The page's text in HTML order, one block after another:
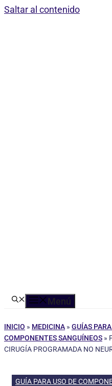
Saltar al contenido
Menú
INICIO » MEDICINA » GUÍAS
COMPONENTES SANGUÍNEOS »
CIRUGÍA PROGRAMADA NO
GUÍA PARA USO DE